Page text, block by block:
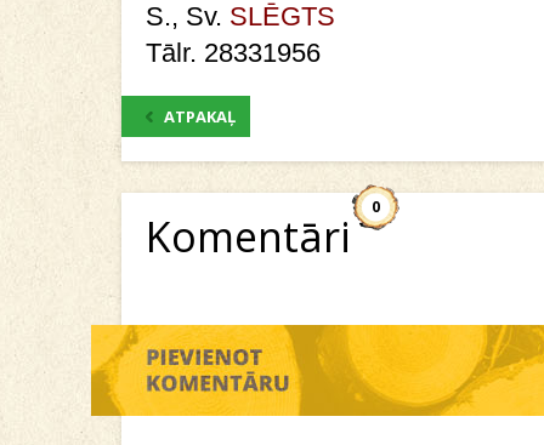
S., Sv. SLĒGTS
Tālr. 28331956
ATPAKAĻ
Komentāri
0